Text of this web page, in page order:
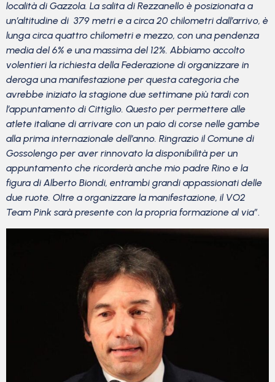
località di Gazzola. La salita di Rezzanello è posizionata a
un’altitudine di 379 metri e a circa 20 chilometri dall’arrivo, è
lunga circa quattro chilometri e mezzo, con una pendenza
media del 6% e una massima del 12%. Abbiamo accolto
volentieri la richiesta della Federazione di organizzare in
deroga una manifestazione per questa categoria che
avrebbe iniziato la stagione due settimane più tardi con
l’appuntamento di Cittiglio. Questo per permettere alle
atlete italiane di arrivare con un paio di corse nelle gambe
alla prima internazionale dell’anno. Ringrazio il Comune di
Gossolengo per aver rinnovato la disponibilità per un
appuntamento che ricorderà anche mio padre Rino e la
figura di Alberto Biondi, entrambi grandi appassionati delle
due ruote. Oltre a organizzare la manifestazione, il VO2
Team Pink sarà presente con la propria formazione al via”.